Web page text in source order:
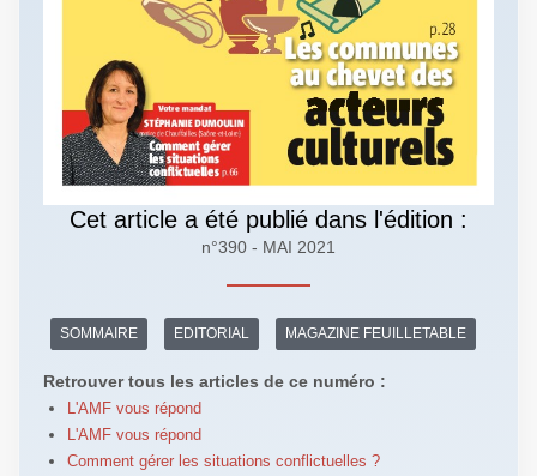
Cet article a été publié dans l'édition :
n°390 - MAI 2021
SOMMAIRE EDITORIAL MAGAZINE FEUILLETABLE
Retrouver tous les articles de ce numéro :
L'AMF vous répond
L'AMF vous répond
Comment gérer les situations conflictuelles ?